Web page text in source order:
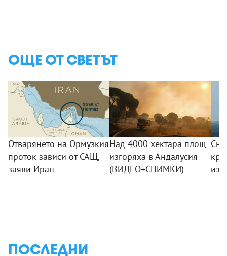
ОЩЕ ОТ СВЕТЪТ
Отварянето на Ормузкия
проток зависи от САЩ,
заяви Иран
Над 4000 хектара площ
изгоряха в Андалусия
(ВИДЕО+СНИМКИ)
ПОСЛЕДНИ